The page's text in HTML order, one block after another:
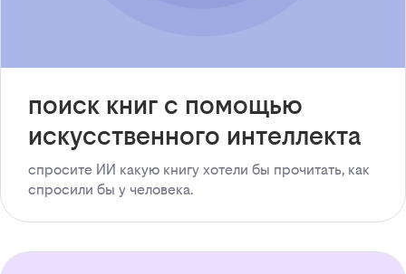
поиск книг с помощью
искусственного интеллекта
спросите ИИ какую книгу хотели бы прочитать, как
спросили бы у человека.